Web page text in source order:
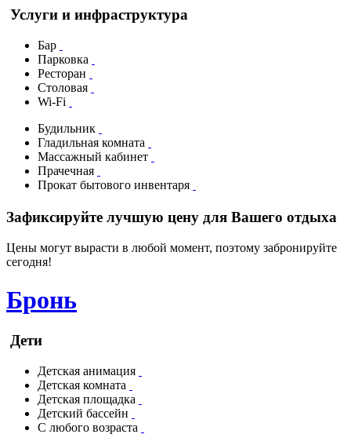
Услуги и инфраструктура
Бар
Парковка
Ресторан
Столовая
Wi-Fi
Будильник
Гладильная комната
Массажный кабинет
Прачечная
Прокат бытового инвентаря
Зафиксируйте лучшую цену для Вашего отдыха
Цены могут вырасти в любой момент, поэтому забронируйте
сегодня!
Бронь
Дети
Детская анимация
Детская комната
Детская площадка
Детский бассейн
С любого возраста